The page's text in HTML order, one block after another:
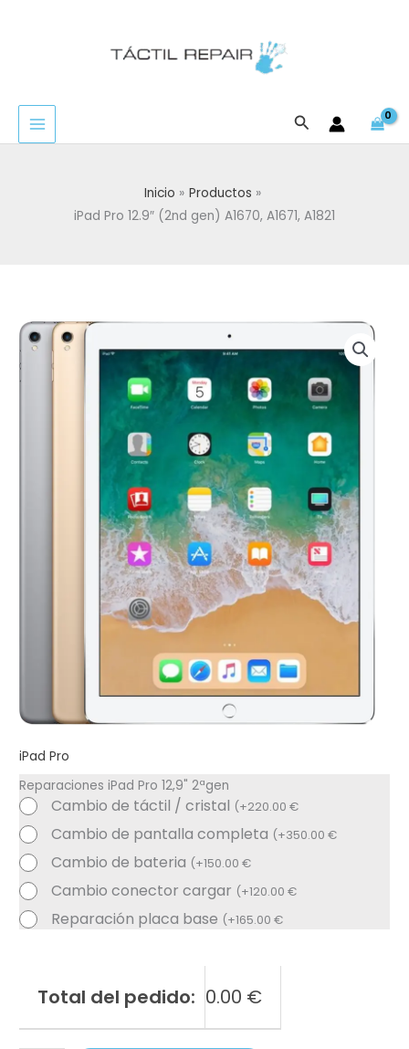
Buscar
Inicio
Productos
iPad Pro 12.9″ (2nd gen) A1670, A1671, A1821
iPad Pro
Reparaciones iPad Pro 12,9" 2ªgen
Cambio de táctil / cristal (+220.00€
Cambio de pantalla completa (+350.00€
Cambio de bateria (+150.00€
Cambio conector cargar (+120.00€
Reparación placa base (+165.00€
Total del pedido: 0.00 €